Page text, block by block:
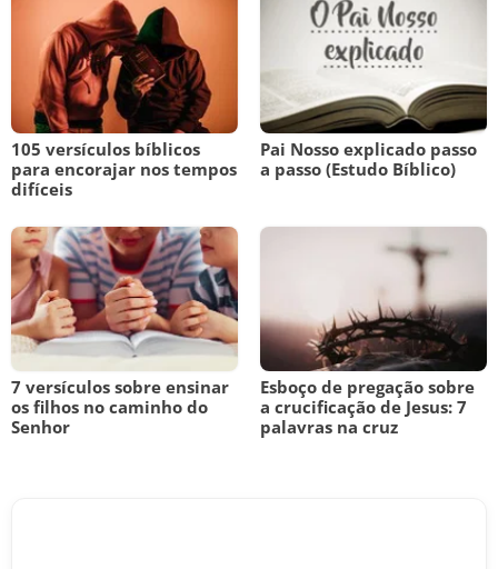
105 versículos bíblicos
para encorajar nos tempos
difíceis
Pai Nosso explicado passo
a passo (Estudo Bíblico)
7 versículos sobre ensinar
os filhos no caminho do
Senhor
Esboço de pregação sobre
a crucificação de Jesus: 7
palavras na cruz